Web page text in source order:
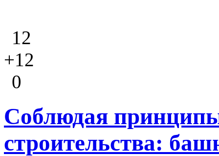
12
+12
0
Соблюдая
строительства: